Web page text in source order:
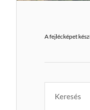
A fejlécképet